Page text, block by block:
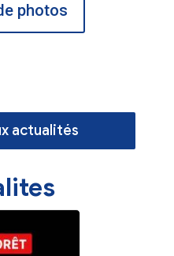
photos
actualités